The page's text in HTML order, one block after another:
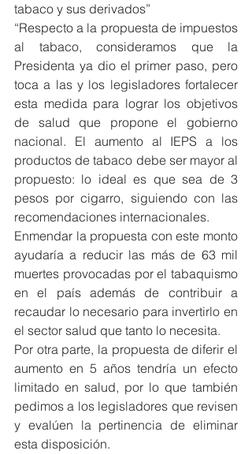
tabaco y sus derivados”
“Respecto a la propuesta de impuestos
al tabaco, consideramos que la
Presidenta ya dio el primer paso, pero
toca a las y los legisladores fortalecer
esta medida para lograr los objetivos
de salud que propone el gobierno
nacional. El aumento al IEPS a los
productos de tabaco debe ser mayor al
propuesto: lo ideal es que sea de 3
pesos por cigarro, siguiendo con las
recomendaciones internacionales.
Enmendar la propuesta con este monto
ayudaría a reducir las más de 63 mil
muertes provocadas por el tabaquismo
en el país además de contribuir a
recaudar lo necesario para invertirlo en
el sector salud que tanto lo necesita.
Por otra parte, la propuesta de diferir el
aumento en 5 años tendría un efecto
limitado en salud, por lo que también
pedimos a los legisladores que revisen
y evalúen la pertinencia de eliminar
esta disposición.